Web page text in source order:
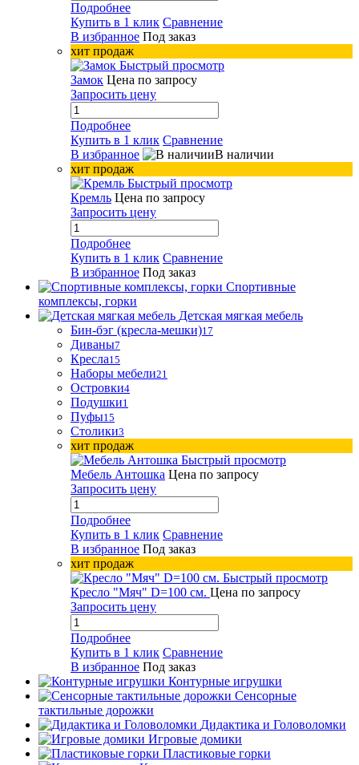
Подробнее
Купить в 1 клик Сравнение
В избранное Под заказ
хит продаж
Быстрый просмотр
Замок Цена по запросу
Запросить цену
Подробнее
Купить в 1 клик Сравнение
В избранное
В наличии
хит продаж
Быстрый просмотр
Кремль Цена по запросу
Запросить цену
Подробнее
Купить в 1 клик Сравнение
В избранное Под заказ
Спортивные
комплексы, горки
Детская мягкая мебель
Бин-бэг (кресла-мешки)17
Диваны7
Кресла15
Наборы мебели21
Островки4
Подушки1
Пуфы15
Столики3
хит продаж
Быстрый просмотр
Мебель Антошка Цена по запросу
Запросить цену
Подробнее
Купить в 1 клик Сравнение
В избранное Под заказ
хит продаж
Быстрый просмотр
Кресло "Мяч" D=100 см. Цена по запросу
Запросить цену
Подробнее
Купить в 1 клик Сравнение
В избранное Под заказ
Контурные игрушки
Сенсорные
тактильные дорожки
Дидактика и Головоломки
Игровые домики
Пластиковые горки